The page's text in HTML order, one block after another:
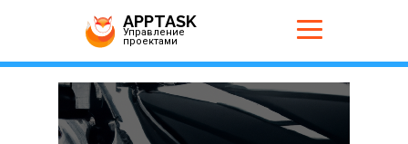
APPTASK
Управление
проектами